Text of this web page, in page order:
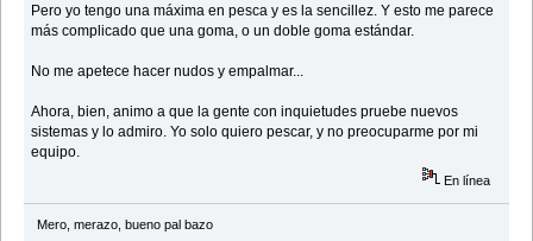
Pero yo tengo una máxima en pesca y es la sencillez. Y esto me parece
más complicado que una goma, o un doble goma estándar.
No me apetece hacer nudos y empalmar...
Ahora, bien, animo a que la gente con inquietudes pruebe nuevos
sistemas y lo admiro. Yo solo quiero pescar, y no preocuparme por mi
equipo.
En línea
Mero, merazo, bueno pal bazo